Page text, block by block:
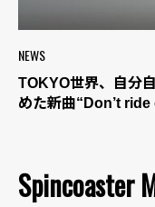
NEWS
TOKYO世界、自分
めた新曲“Don’t
Spincoaster